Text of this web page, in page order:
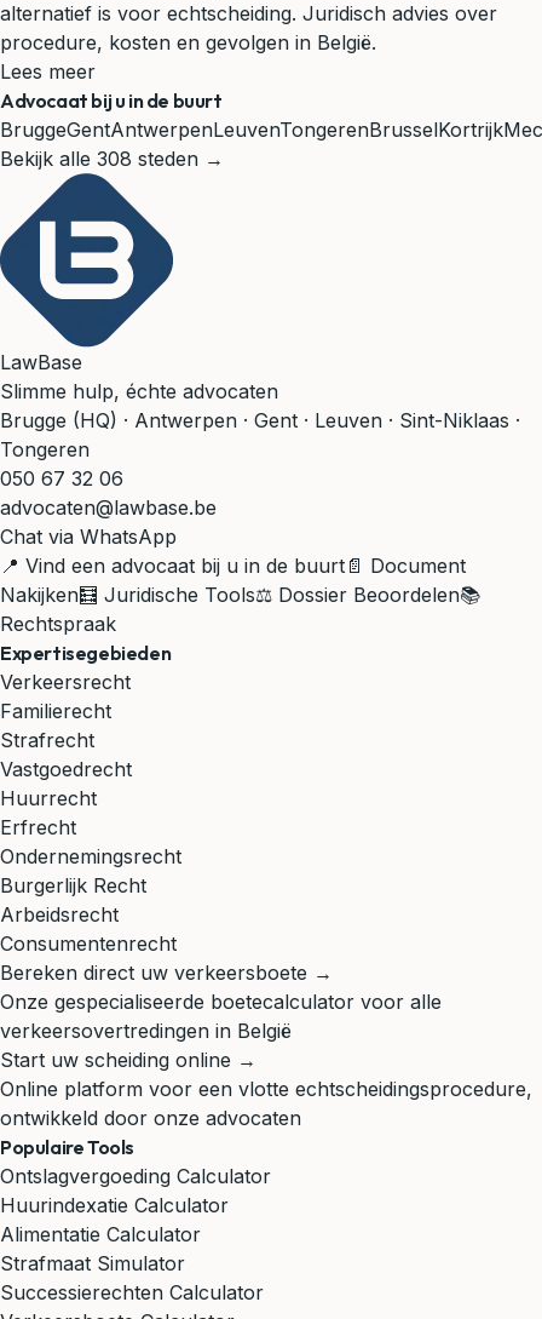
alternatief is voor echtscheiding. Juridisch advies over
procedure, kosten en gevolgen in België.
Lees meer
Advocaat bij u in de buurt
BruggeGentAntwerpenLeuvenTongerenBrusselKortrijk
Bekijk alle 308 steden →
LawBase
Slimme hulp, échte advocaten
Brugge (HQ) · Antwerpen · Gent · Leuven · Sint-Niklaas ·
Tongeren
050 67 32 06
advocaten@lawbase.be
Chat via WhatsApp
📍 Vind een advocaat bij u in de buurt 📄 Document
Nakijken🧮 Juridische Tools⚖️ Dossier Beoordelen📚
Rechtspraak
Expertisegebieden
Verkeersrecht
Familierecht
Strafrecht
Vastgoedrecht
Huurrecht
Erfrecht
Ondernemingsrecht
Burgerlijk Recht
Arbeidsrecht
Consumentenrecht
Bereken direct uw verkeersboete →
Onze gespecialiseerde boetecalculator voor alle
verkeersovertredingen in België
Start uw scheiding online →
Online platform voor een vlotte echtscheidingsprocedure,
ontwikkeld door onze advocaten
Populaire Tools
Ontslagvergoeding Calculator
Huurindexatie Calculator
Alimentatie Calculator
Strafmaat Simulator
Successierechten Calculator